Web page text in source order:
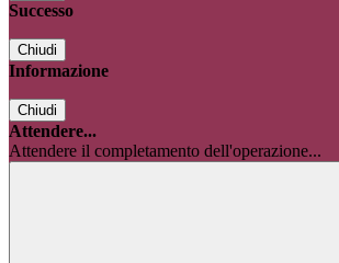
Successo
Chiudi
Informazione
Chiudi
Attendere...
Attendere il completamento dell'operazione...